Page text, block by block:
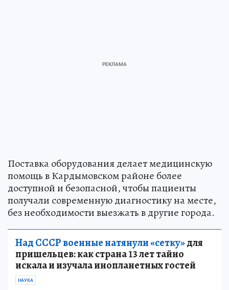
Поставка оборудования делает медицинскую
помощь в Кардымовском районе более
доступной и безопасной, чтобы пациенты
получали современную диагностику на месте,
без необходимости выезжать в другие города.
Над СССР военные натянули «сетку»для
пришельцев: как страна 13 лет тайно
искала и изучала инопланетных гостей
НАУКА